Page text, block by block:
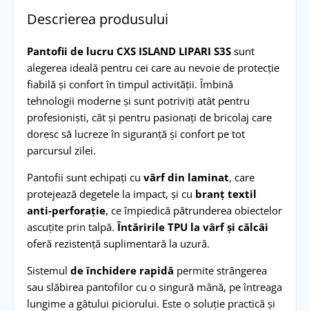
Descrierea produsului
Pantofii de lucru CXS ISLAND LIPARI S3Ssunt
alegerea ideală pentru cei care au nevoie de protecție
fiabilă și confort în timpul activității. Îmbină
tehnologii moderne și sunt potriviți atât pentru
profesioniști, cât și pentru pasionați de bricolaj care
doresc să lucreze în siguranță și confort pe tot
parcursul zilei.
Pantofii sunt echipați cu vârf din laminat, care
protejează degetele la impact, și cu branț textil
anti-perforație, ce împiedică pătrunderea obiectelor
ascuțite prin talpă.Întăririle TPU la vârf și călcâi
oferă rezistență suplimentară la uzură.
Sistemul de închidere rapidă permite strângerea
sau slăbirea pantofilor cu o singură mână, pe întreaga
lungime a gâtului piciorului. Este o soluție practică și